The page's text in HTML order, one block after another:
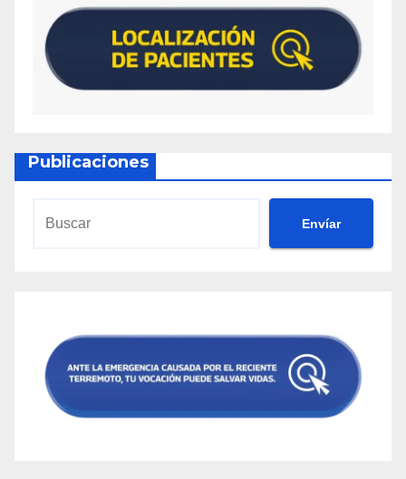
Publicaciones
Envíar